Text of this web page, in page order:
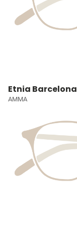
Etnia Barcelona
AMMA